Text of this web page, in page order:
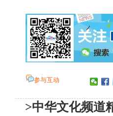
参与互动
>中华文化频道